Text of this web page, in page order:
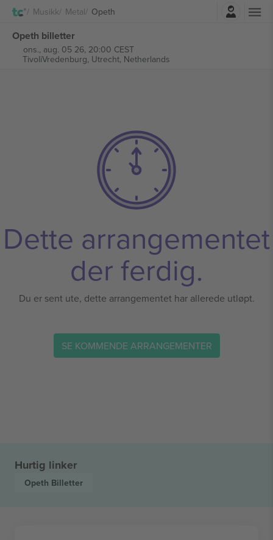
Musikk Metal Opeth
Opeth billetter
ons., aug. 05 26, 20:00 CEST
TivoliVredenburg, Utrecht, Netherlands
Dette arrangementet
der ferdig.
Du er sent ute, dette arrangementet har allerede utløpt.
SE KOMMENDE ARRANGEMENTER
Hurtig linker
Opeth Billetter